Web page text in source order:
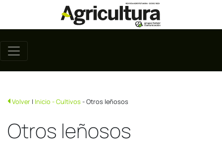
Volver | Inicio - Cultivos - Otros leñosos
Otros leñosos